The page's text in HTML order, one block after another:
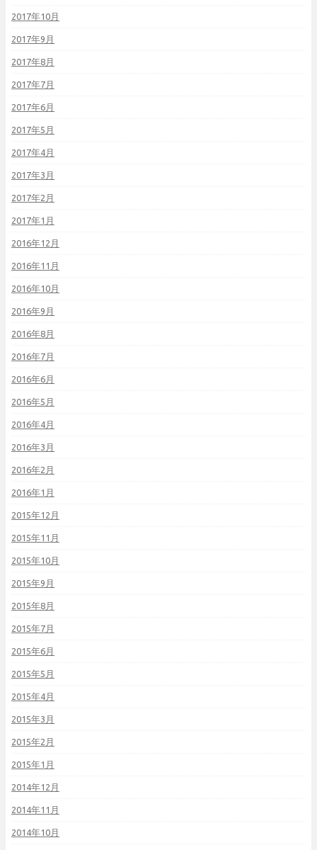
2017年10月
2017年9月
2017年8月
2017年7月
2017年6月
2017年5月
2017年4月
2017年3月
2017年2月
2017年1月
2016年12月
2016年11月
2016年10月
2016年9月
2016年8月
2016年7月
2016年6月
2016年5月
2016年4月
2016年3月
2016年2月
2016年1月
2015年12月
2015年11月
2015年10月
2015年9月
2015年8月
2015年7月
2015年6月
2015年5月
2015年4月
2015年3月
2015年2月
2015年1月
2014年12月
2014年11月
2014年10月